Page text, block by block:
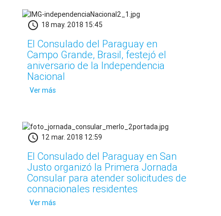
schedule 18 may. 2018 15:45
El Consulado del Paraguay en
Campo Grande, Brasil, festejó el
aniversario de la Independencia
Nacional
Ver más
schedule 12 mar. 2018 12:59
El Consulado del Paraguay en San
Justo organizó la Primera Jornada
Consular para atender solicitudes de
connacionales residentes
Ver más